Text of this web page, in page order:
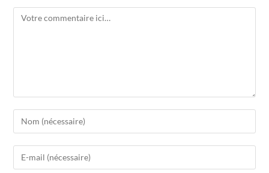
Comment
Enter
your
name
Enter
your